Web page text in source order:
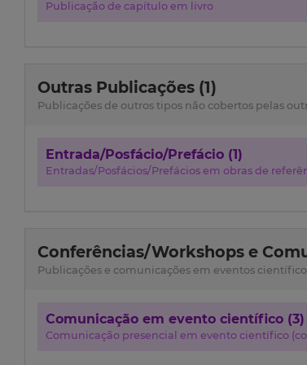
Publicação de capítulo em livro
Outras Publicações (1)
Publicações de outros tipos não cobertos pelas
Entrada/Posfácio/Prefácio (1)
Entradas/Posfácios/Prefácios em obras de
Conferências/Workshops e
Publicações e comunicações em eventos
Comunicação em evento científico (3)
Comunicação presencial em evento científico